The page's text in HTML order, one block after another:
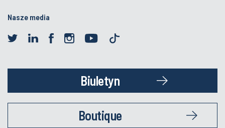
Nasze media
Biuletyn
Boutique